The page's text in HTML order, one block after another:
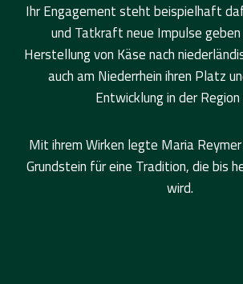
Ihr Engagement steht beispielhaft
und Tatkraft neue Impulse geben
Herstellung von Käse nach
auch am Niederrhein ihren Platz
Entwicklung in der
Mit ihrem Wirken legte Maria
Grundstein für eine Tradition, die bis
wird.